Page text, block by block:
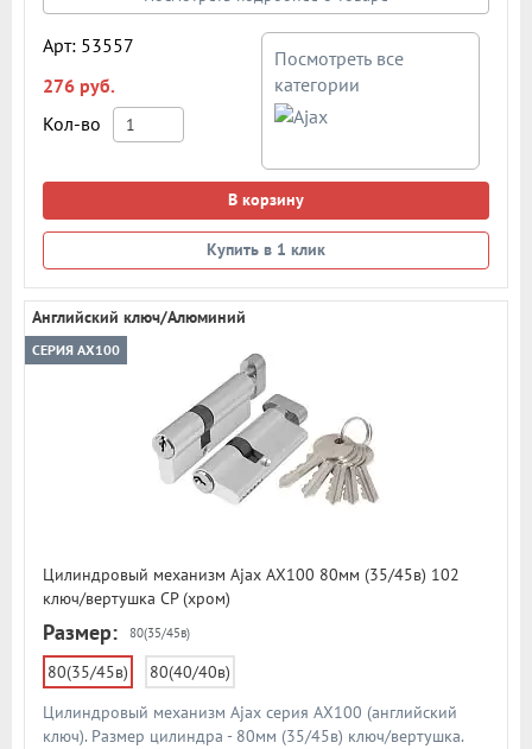
Арт: 53557
276 руб.
Кол-во
Посмотреть все
категории
В корзину
Купить в 1 клик
Английский ключ/Алюминий
СЕРИЯ AX100
Цилиндровый механизм Ajax AX100 80мм (35/45в) 102
ключ/вертушка CP (хром)
Размер: 80(35/45в)
80(35/45в)
80(40/40в)
Цилиндровый механизм Ajax серия AX100 (английский
ключ). Размер цилиндра - 80мм (35/45в) ключ/вертушка.